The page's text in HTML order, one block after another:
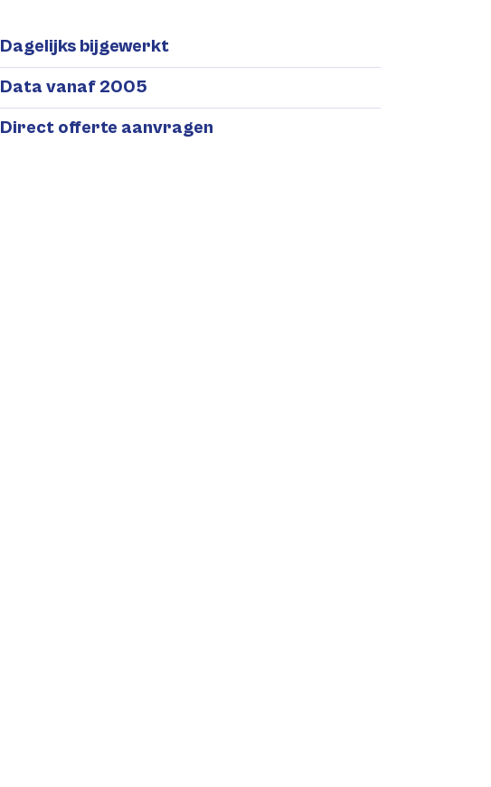
Dagelijks bijgewerkt
Data vanaf 2005
Direct offerte aanvragen